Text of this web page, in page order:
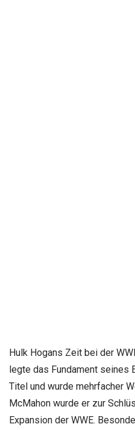
Hulk Hogans Zeit bei der
legte das Fundament seines
Titel und wurde mehrfacher
McMahon wurde er zur
Expansion der WWE.